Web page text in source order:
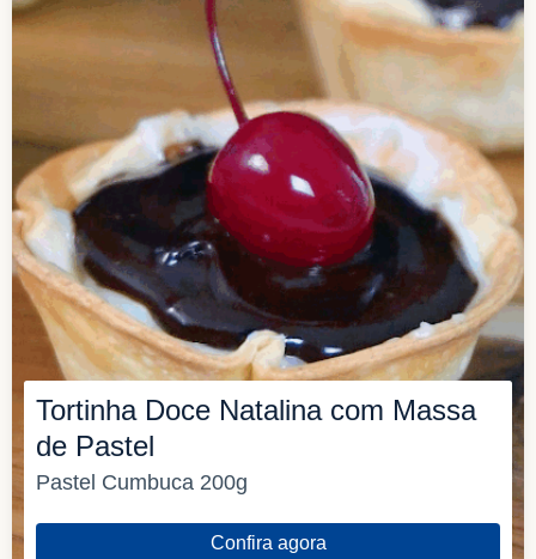
Tortinha Doce Natalina com Massa
de Pastel
Pastel Cumbuca 200g
Confira agora